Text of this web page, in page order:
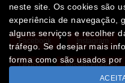
Facebook Instagram
Léxico Missão Floresta
neste site. Os cookies são
experiência de navegação,
alguns serviços e recolher
tráfego. Se desejar mais
forma como são usados por